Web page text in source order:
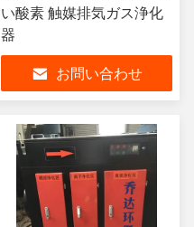
い酸素 触媒排気ガス浄化
器
お問い合わせ